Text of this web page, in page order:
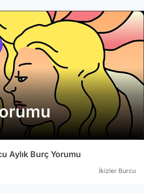
Aylık Burç Yorumu
İkizler Burcu